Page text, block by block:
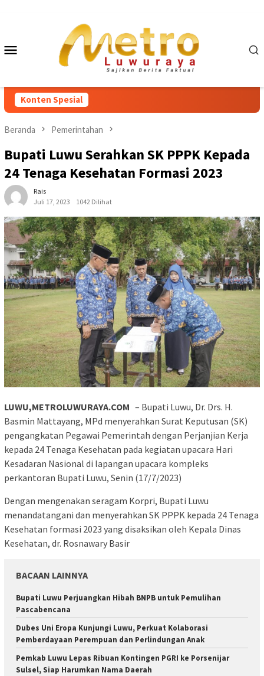
Mobile
Konten Spesial
Beranda Pemerintahan
Bupati Luwu Serahkan SK PPPK Kepada
24 Tenaga Kesehatan Formasi 2023
Rais
Juli 17, 2023
1042 Dilihat
LUWU,METROLUWURAYA.COM – Bupati Luwu, Dr. Drs. H.
Basmin Mattayang, MPd menyerahkan Surat Keputusan (SK)
pengangkatan Pegawai Pemerintah dengan Perjanjian Kerja
kepada 24 Tenaga Kesehatan pada kegiatan upacara Hari
Kesadaran Nasional di lapangan upacara kompleks
perkantoran Bupati Luwu, Senin (17/7/2023)
Dengan mengenakan seragam Korpri, Bupati Luwu
menandatangani dan menyerahkan SK PPPK kepada 24 Tenaga
Kesehatan formasi 2023 yang disaksikan oleh Kepala Dinas
Kesehatan, dr. Rosnawary Basir
BACAAN LAINNYA
Bupati Luwu Perjuangkan Hibah BNPB untuk Pemulihan
Pascabencana
Dubes Uni Eropa Kunjungi Luwu, Perkuat Kolaborasi
Pemberdayaan Perempuan dan Perlindungan Anak
Pemkab Luwu Lepas Ribuan Kontingen PGRI ke Porsenijar
Sulsel, Siap Harumkan Nama Daerah